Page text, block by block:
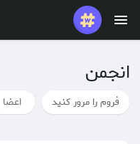
انجمن
فروم را مرور کنید اعضا